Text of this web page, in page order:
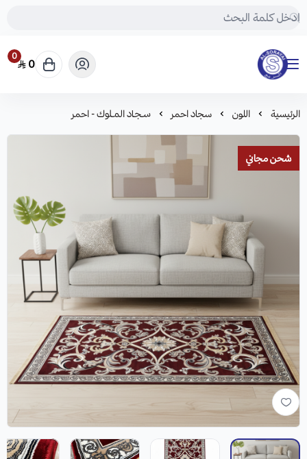
مفروشات السريع-اكبر متجر سجاد في المملكة
0
0
الرئيسية اللون سجاد احمر سـجـاد المـلـوك - احمر
شحن مجاني